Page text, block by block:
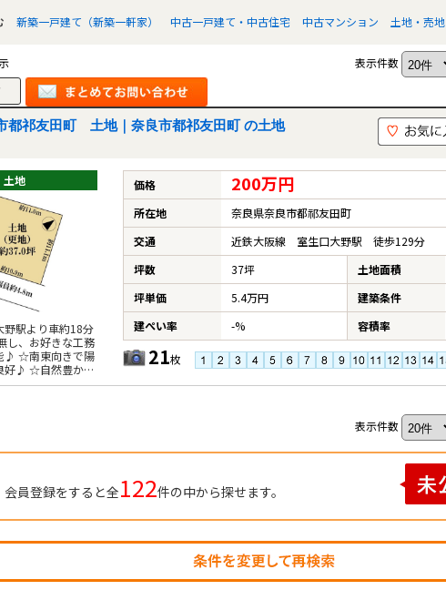
新築一戸建て（新築一軒家） 中古一戸建て・中古住宅 中古マンション 土地・売地
表示件数
都祁友田町 土地｜奈良市都祁友田町 の土地
土地
駅より車約18分
、お好きな工務
♪ ☆南東向きで陽
好♪ ☆自然豊かな
地♪
価格 200万円
所在地
奈良県奈良市都祁友田町
交通
近鉄大阪線 室生口大野駅 徒歩129分
坪数
37坪 土地面積
坪単価
5.4万円
建築条件
建ぺい率
-% 容積率
21枚
表示件数
会員登録をすると全122件の中から探せます。